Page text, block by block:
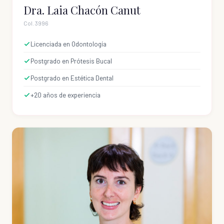
Dra. Laia Chacón Canut
Col. 3996
Licenciada en Odontología
Postgrado en Prótesis Bucal
Postgrado en Estética Dental
+20 años de experiencia